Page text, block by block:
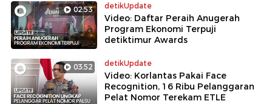
02:53 detikUpdate
Video: Daftar Peraih Anugerah
Program Ekonomi Terpuji
detiktimur Awards
03:52 detikUpdate
Video: Korlantas Pakai Face
Recognition, 16 Ribu Pelanggaran
Pelat Nomor Terekam ETLE